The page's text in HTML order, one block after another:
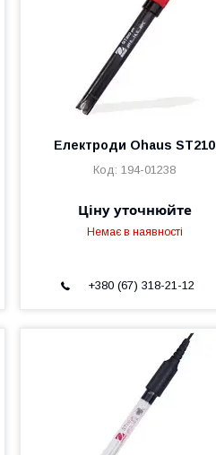
Електроди Ohaus ST210
194-01238
Ціну уточнюйте
Немає в наявності
+380 (67) 318-21-12